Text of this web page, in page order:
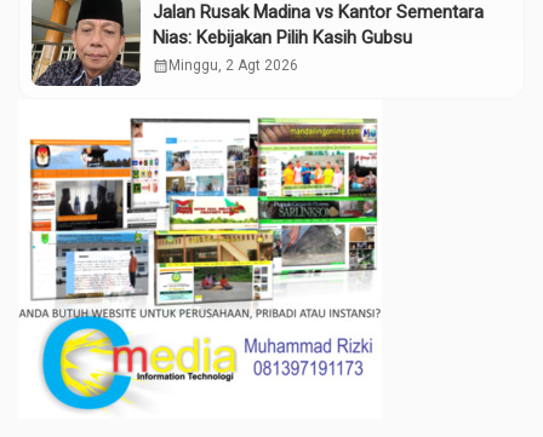
Jalan Rusak Madina vs Kantor Sementara
Nias: Kebijakan Pilih Kasih Gubsu
calendar_month Minggu, 2 Agt 2026